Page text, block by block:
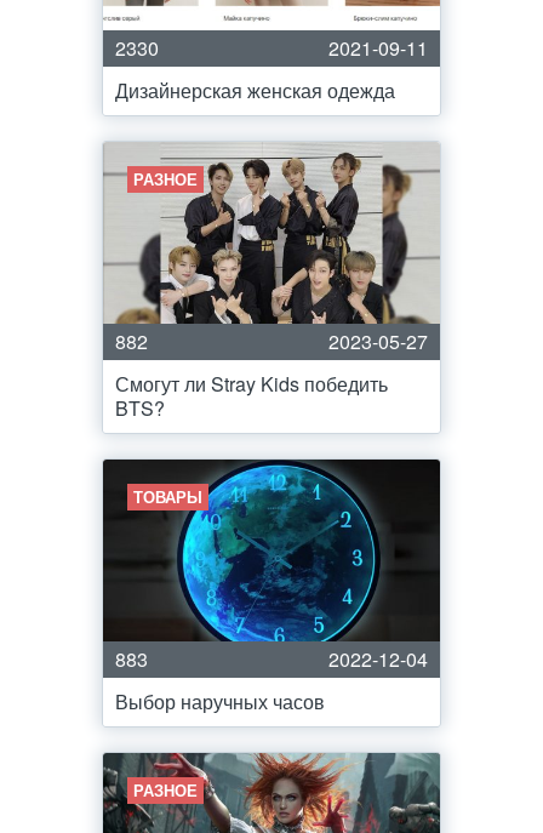
2330
2021-09-11
Дизайнерская женская одежда
РАЗНОЕ
882
2023-05-27
Смогут ли Stray Kids победить
BTS?
ТОВАРЫ
883
2022-12-04
Выбор наручных часов
РАЗНОЕ